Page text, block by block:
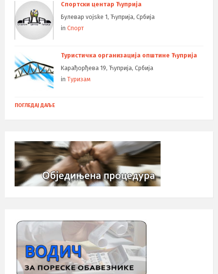
Спортски центар Ћуприја
Булевар vojske 1, Ћуприја, Србија
in Спорт
Туристичка организација општине Ћуприја
Карађорђева 19, Ћуприја, Србија
in Туризам
ПОГЛЕДАЈ ДАЉЕ